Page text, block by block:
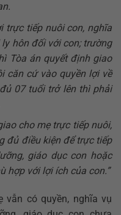
trực tiếp nuôi con, nghĩa
hôn đối với con; trường
Tòa án quyết định giao
căn cứ vào quyền lợi về
07 tuổi trở lên thì phải
cho mẹ trực tiếp nuôi,
đủ điều kiện để trực tiếp
giáo dục con hoặc
hợp với lợi ích của con.”
vẫn có quyền, nghĩa vụ